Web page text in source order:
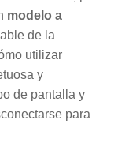
modelo a
de la
utilizar
y
de pantalla y
para